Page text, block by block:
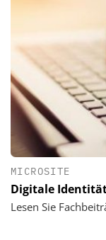
MICROSITE
Digitale
Lesen Sie